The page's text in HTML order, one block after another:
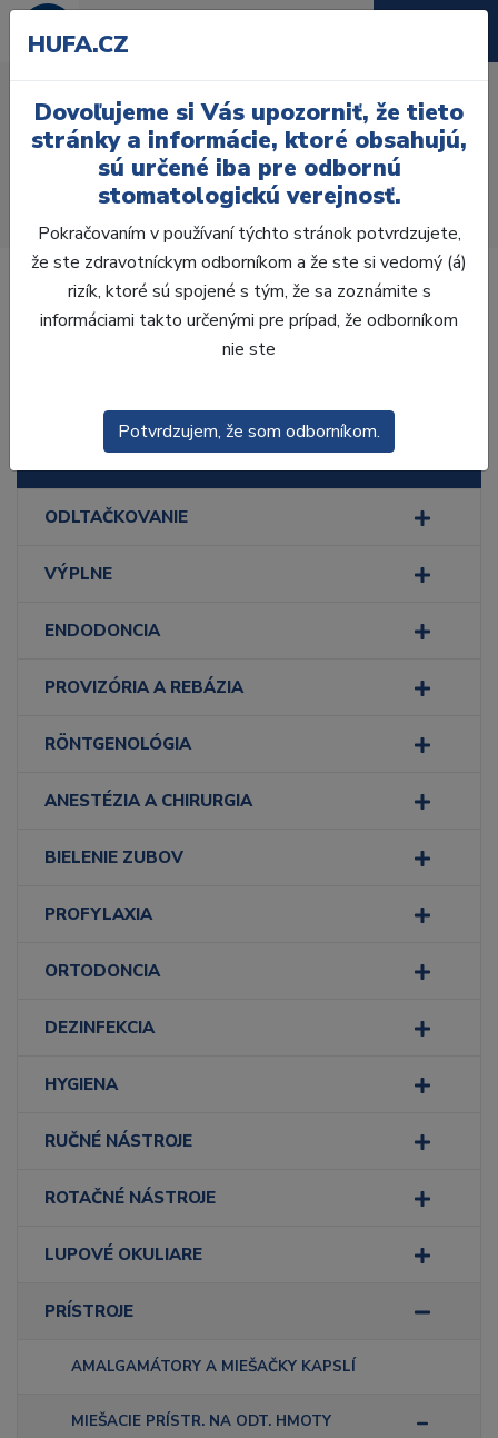
diely
Ordinácia
Prístroje
Miešacie prístr. na odt. hmoty
Príslušenstvo a náhradné diely
Ordinácia
ODLTAČKOVANIE
VÝPLNE
ENDODONCIA
PROVIZÓRIA A REBÁZIA
RÖNTGENOLÓGIA
ANESTÉZIA A CHIRURGIA
BIELENIE ZUBOV
PROFYLAXIA
ORTODONCIA
DEZINFEKCIA
HYGIENA
RUČNÉ NÁSTROJE
ROTAČNÉ NÁSTROJE
LUPOVÉ OKULIARE
PRÍSTROJE
AMALGAMÁTORY A MIEŠAČKY KAPSLÍ
MIEŠACIE PRÍSTR. NA ODT. HMOTY
HUFA.CZ
Dovoľujeme si Vás upozorniť, že tieto
stránky a informácie, ktoré obsahujú,
sú určené iba pre odbornú
stomatologickú verejnosť.
Pokračovaním v používaní týchto stránok potvrdzujete,
že ste zdravotníckym odborníkom a že ste si vedomý (á)
rizík, ktoré sú spojené s tým, že sa zoznámite s
informáciami takto určenými pre prípad, že odborníkom
nie ste
Potvrdzujem, že som odborníkom.